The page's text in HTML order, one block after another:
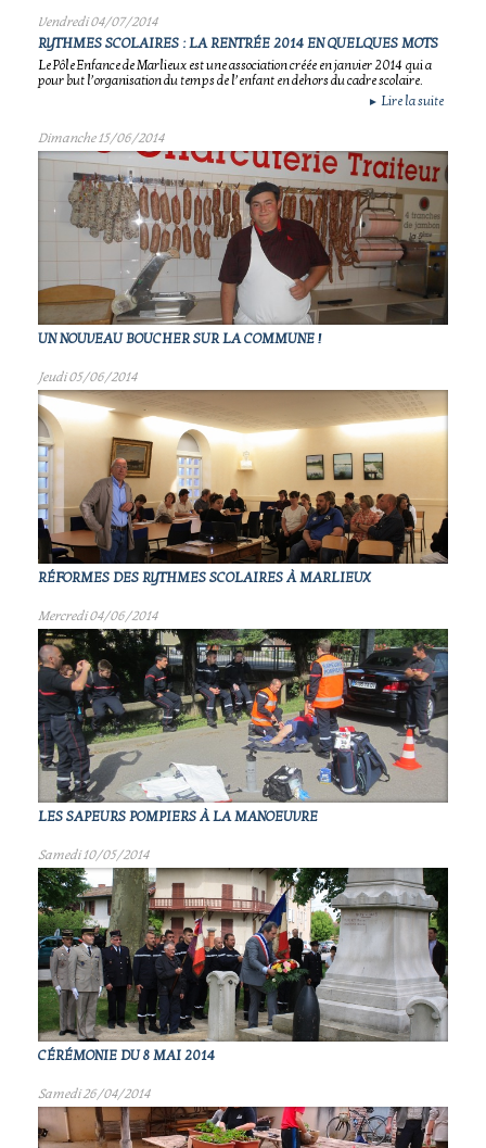
Vendredi 04/07/2014
RYTHMES SCOLAIRES : LA RENTRÉE 2014 EN QUELQUES MOTS
Le Pôle Enfance de Marlieux est une association créée en janvier 2014 qui a
pour but l’organisation du temps de l’enfant en dehors du cadre scolaire.
► Lire la suite
Dimanche 15/06/2014
UN NOUVEAU BOUCHER SUR LA COMMUNE !
Jeudi 05/06/2014
RÉFORMES DES RYTHMES SCOLAIRES À MARLIEUX
Mercredi 04/06/2014
LES SAPEURS POMPIERS À LA MANOEUVRE
Samedi 10/05/2014
CÉRÉMONIE DU 8 MAI 2014
Samedi 26/04/2014